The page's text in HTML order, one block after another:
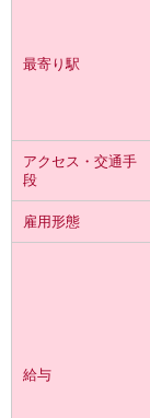
最寄り駅
アクセス・交通手
段
雇用形態
給与